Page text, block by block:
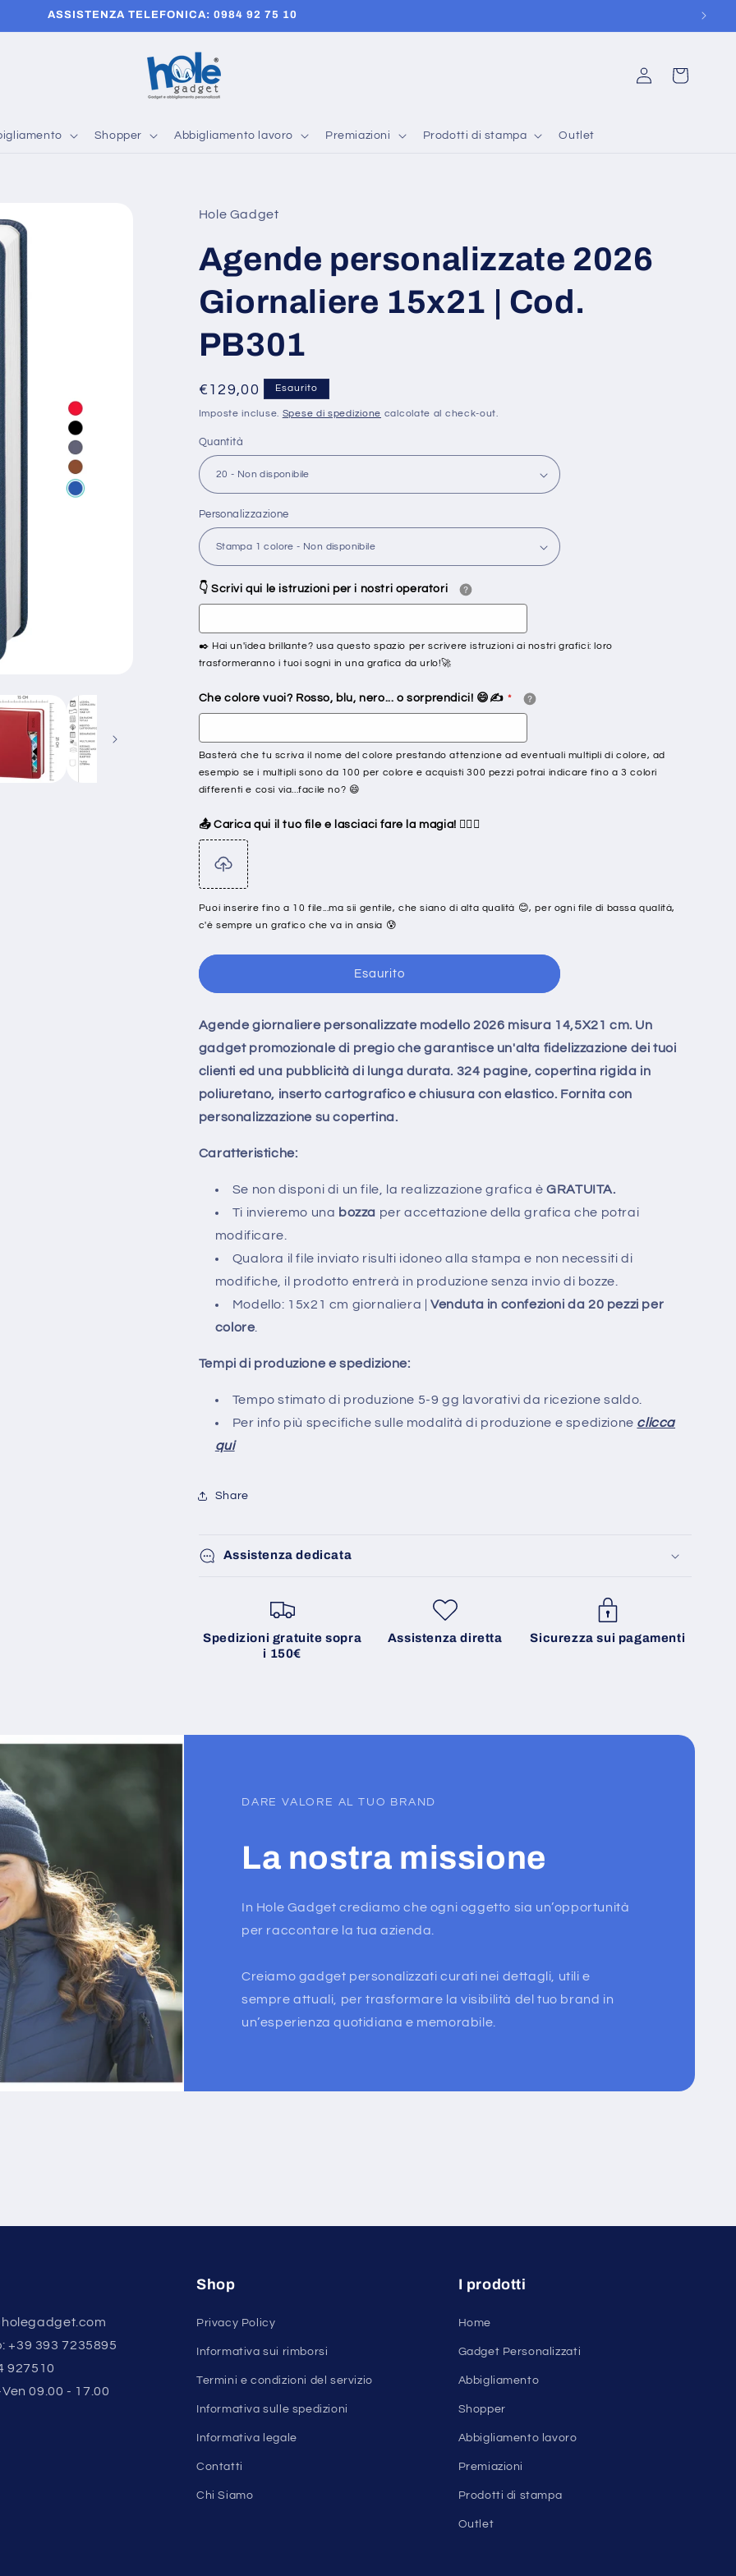
ASSISTENZA TELEFONICA: 0984 92 75 10
Shopper Abbigliamento lavoro Premiazioni Prodotti di stampa Outlet
Accedi Carrello
Hole Gadget
Agende personalizzate 2026
Giornaliere 15x21 | Cod.
PB301
Prezzo
di
listino
€129,00 Esaurito
Imposte incluse. Spese di spedizione calcolate al check-out.
Quantità
Personalizzazione
👇 Scrivi qui le istruzioni per i nostri operatori
✒️ Hai un'idea brillante? usa questo spazio per scrivere istruzioni ai nostri grafici: loro
trasformeranno i tuoi sogni in una grafica da urlo!🚀
Che colore vuoi? Rosso, blu, nero... o sorprendici! 😄✍️
Basterà che tu scriva il nome del colore prestando attenzione ad eventuali multipli di colore, ad
esempio se i multipli sono da 100 per colore e acquisti 300 pezzi potrai indicare fino a 3 colori
differenti e così via...facile no? 😄
📤 Carica qui il tuo file e lasciaci fare la magia! 🧙‍♂️✨
Puoi inserire fino a 10 file...ma sii gentile, che siano di alta qualità 😊, per ogni file di bassa qualità,
c'è sempre un grafico che va in ansia 😰
Esaurito
Agende giornaliere personalizzate modello 2026 misura 14,5X21 cm. Un
gadget promozionale di pregio che garantisce un'alta fidelizzazione dei tuoi
clienti ed una pubblicità di lunga durata. 324 pagine, copertina rigida in
poliuretano, inserto cartografico e chiusura con elastico. Fornita con
personalizzazione su copertina.
Caratteristiche:
Se non disponi di un file, la realizzazione grafica è GRATUITA.
Ti invieremo una bozza per accettazione della grafica che potrai
modificare.
Qualora il file inviato risulti idoneo alla stampa e non necessiti di
modifiche, il prodotto entrerà in produzione senza invio di bozze.
Modello: 15x21 cm giornaliera | Venduta in confezioni da 20 pezzi per
colore
Tempi di produzione e spedizione:
Tempo stimato di produzione 5-9 gg lavorativi da ricezione saldo.
Per info più specifiche sulle modalità di produzione e spedizione clicca
qui
Share
Assistenza dedicata
Spedizioni gratuite sopra
i 150€
Assistenza diretta Sicurezza sui pagamenti
DARE VALORE AL TUO BRAND
La nostra missione
In Hole Gadget crediamo che ogni oggetto sia un’opportunità
per raccontare la tua azienda.
Creiamo gadget personalizzati curati nei dettagli, utili e
sempre attuali, per trasformare la visibilità del tuo brand in
un’esperienza quotidiana e memorabile.
+39 393 7235895
927510
09.00 - 17.00
Shop
Privacy Policy
Informativa sui rimborsi
Termini e condizioni del servizio
Informativa sulle spedizioni
Informativa legale
Contatti
Chi Siamo
I prodotti
Home
Gadget Personalizzati
Abbigliamento
Shopper
Abbigliamento lavoro
Premiazioni
Prodotti di stampa
Outlet